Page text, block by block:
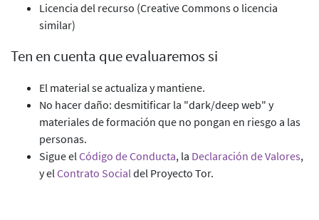
Licencia del recurso (Creative Commons o licencia
similar)
Ten en cuenta que evaluaremos si
El material se actualiza y mantiene.
No hacer daño: desmitificar la "dark/deep web" y
materiales de formación que no pongan en riesgo a las
personas.
Sigue elCódigo de Conducta, la Declaración de Valores,
y elContrato Socialdel Proyecto Tor.